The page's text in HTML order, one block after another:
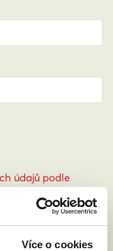
Více o cookies
údajů podle